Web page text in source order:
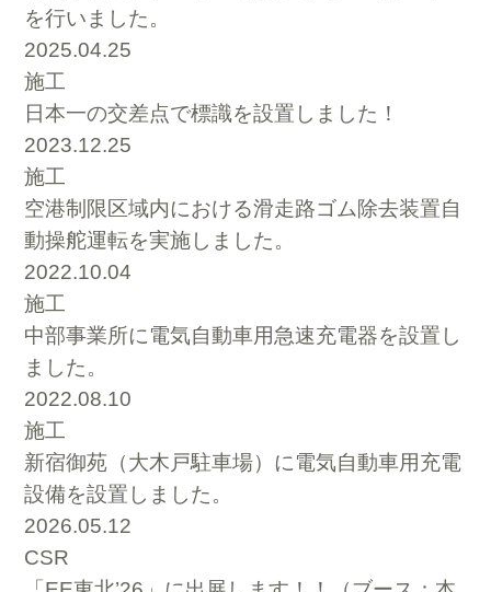
を行いました。
2025.04.25
施工
日本一の交差点で標識を設置しました！
2023.12.25
施工
空港制限区域内における滑走路ゴム除去装置自
動操舵運転を実施しました。
2022.10.04
施工
中部事業所に電気自動車用急速充電器を設置し
ました。
2022.08.10
施工
新宿御苑（大木戸駐車場）に電気自動車用充電
設備を設置しました。
2026.05.12
CSR